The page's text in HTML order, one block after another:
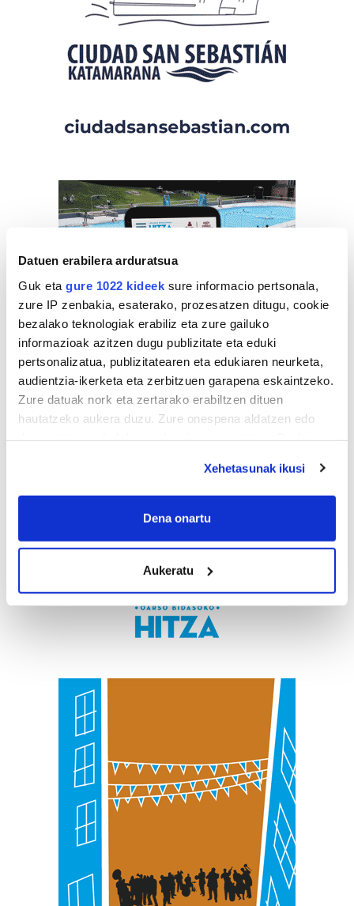
Datuen erabilera arduratsua
Guk eta gure 1022 kideek sure informacio pertsonala,
zure IP zenbakia, esaterako, prozesatzen ditugu, cookie
bezalako teknologiak erabiliz eta zure gailuko
informazioak azitzen dugu publizitate eta eduki
pertsonalizatua, publizitatearen eta edukiaren neurketa,
audientzia-ikerketa eta zerbitzuen garapena eskaintzeko.
Zure datuak nork eta zertarako erabiltzen dituen
hautatzeko aukera duzu. Zure onespena aldatzen edo
If you allow, we would also like to:
Collect information about your geographical
meters
Identify your device by actively scanning it for
specific characteristics (fingerprinting)
Find out more about how your personal data is processed
and set your preferences in thedetails section
prozesatzen ditugu, zure IP zenbakia, besteak beste,
teknologia erabiliz, cookieak adibidez, iragarki eta eduki
pertsonalizatuak eskaintzeko, iragarkiak eta edukia
neurtzeko, jendeari buruzko informazioa biltzeko eta
produktuak garatzeko. Zure datuak nork eta zertarako
erabiltzen dituen hauta dezakezu.
Bazkide batzuek ez dizute baimenik eskatzen, eta beren
interes komertzial legitimoetan babesten dira. Ikusi gure
bazkideen zerrenda, beren ustez zein helburutarako
duten interes legitimoa eta horren aurka nola egin
dezakezun ikusteko.
Xehetasunak ikusi
Dena onartu
Aukeratu